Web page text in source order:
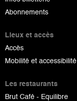
Abonnements
Lieux et accès
Accès
Mobilité et accessibilité
Les restaurants
Brut Café - Equilibre